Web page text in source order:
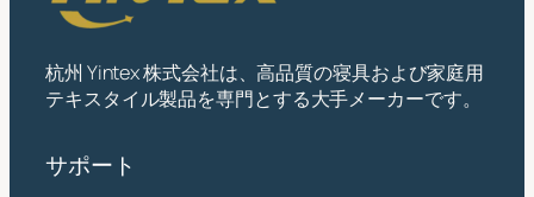
杭州 Yintex 株式会社は、高品質の寝具および家庭用
テキスタイル製品を専門とする大手メーカーです。
サポート